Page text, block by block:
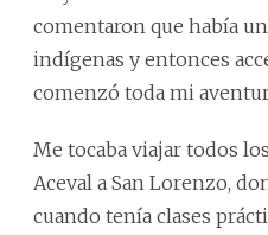
comentaron que había
indígenas y entonces
comenzó toda mi
Me tocaba viajar todos
Aceval a San Lorenzo,
cuando tenía clases